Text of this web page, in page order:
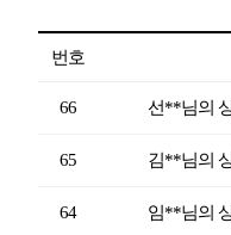
번호
66 선**님의
65 김**님의
64 임**님의